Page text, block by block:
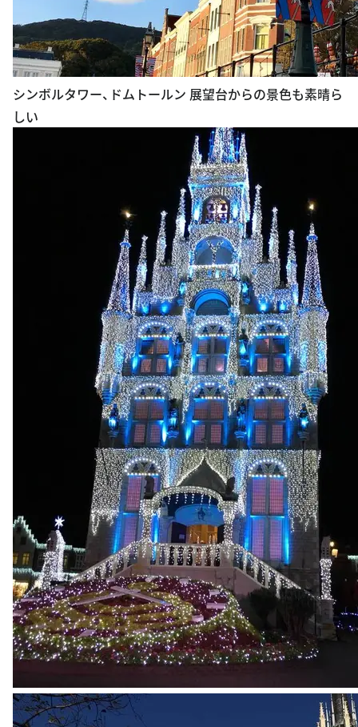
シンボルタワー、ドムトールン 展望台からの景色も素晴ら
しい